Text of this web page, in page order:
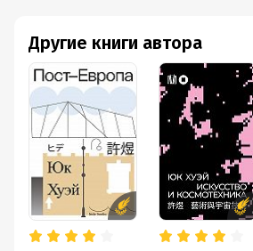
Другие книги автора